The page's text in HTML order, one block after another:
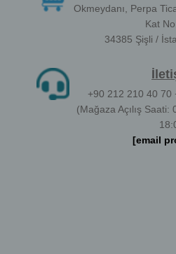
Okmeydanı, Perpa
Kat
34385 Şişli /
+90 212 210 40 70
(Mağaza Açılış Saati:
[email